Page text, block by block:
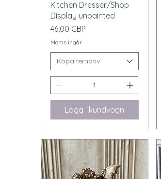
Kitchen Dresser/Shop
Display unpainted
Pris
46,00 GBP
Moms ingår
Köpalternativ
Lägg i kundvagn